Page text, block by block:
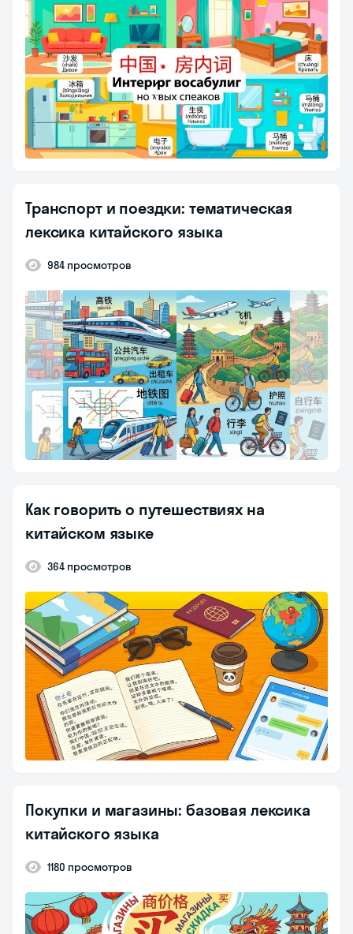
Транспорт и поездки: тематическая
лексика китайского языка
984 просмотров
Как говорить о путешествиях на
китайском языке
364 просмотров
Покупки и магазины: базовая лексика
китайского языка
1180 просмотров